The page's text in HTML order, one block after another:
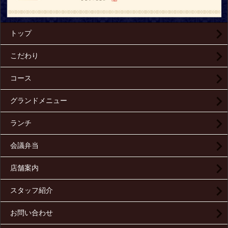
トップ
こだわり
コース
グランドメニュー
ランチ
会議弁当
店舗案内
スタッフ紹介
お問い合わせ